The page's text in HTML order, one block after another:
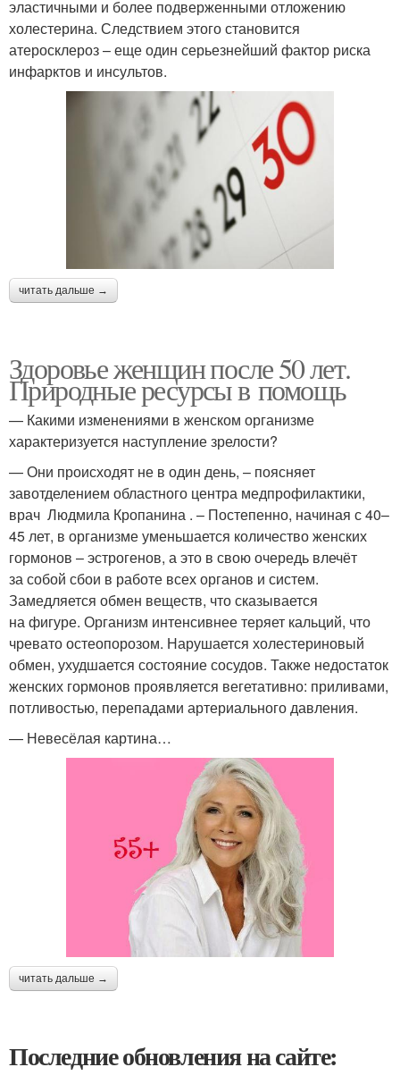
эластичными и более подверженными отложению
холестерина. Следствием этого становится
атеросклероз – еще один серьезнейший фактор риска
инфарктов и инсультов.
читать дальше →
Здоровье женщин после 50 лет.
Природные ресурсы в помощь
— Какими изменениями в женском организме
характеризуется наступление зрелости?
— Они происходят не в один день, – поясняет
завотделением областного центра медпрофилактики,
врач Людмила Кропанина . – Постепенно, начиная с 40–
45 лет, в организме уменьшается количество женских
гормонов – эстрогенов, а это в свою очередь влечёт
за собой сбои в работе всех органов и систем.
Замедляется обмен веществ, что сказывается
на фигуре. Организм интенсивнее теряет кальций, что
чревато остеопорозом. Нарушается холестериновый
обмен, ухудшается состояние сосудов. Также недостаток
женских гормонов проявляется вегетативно: приливами,
потливостью, перепадами артериального давления.
— Невесёлая картина…
читать дальше →
Последние обновления на сайте: